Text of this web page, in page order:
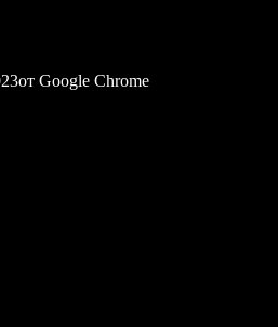
от Google Chrome